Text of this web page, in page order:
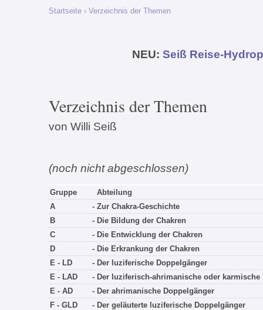
Startseite› Verzeichnis der Themen
NEU: Seiß Reise-
Verzeichnis der Themen
von Willi Seiß
(noch nicht abgeschlossen)
Gruppe
Abteilung
A
- Zur Chakra-Geschichte
B
- Die Bildung der Chakren
C
- Die Entwicklung der Chakren
D
- Die Erkrankung der Chakren
E - LD
- Der luziferische Doppelgänger
E - LAD
- Der luziferisch-ahrimanische oder karmische
E - AD
- Der ahrimanische Doppelgänger
F - GLD
- Der geläuterte luziferische Doppelgänger